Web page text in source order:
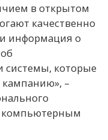
в открытом
качественно
и информация о
системы, которые
кампанию», –
компьютерным